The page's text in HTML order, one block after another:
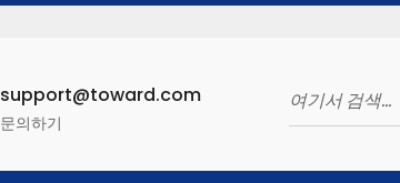
support@toward.com
문의하기